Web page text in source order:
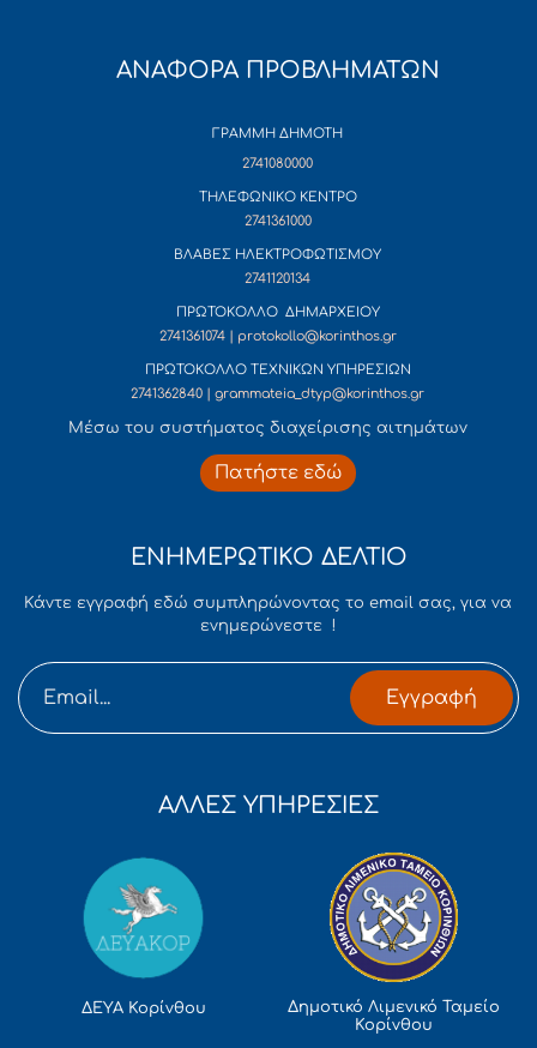
ΑΝΑΦΟΡΑ ΠΡΟΒΛΗΜΑΤΩΝ
ΓΡΑΜΜΗ ΔΗΜΟΤΗ
2741080000
ΤΗΛΕΦΩΝΙΚΟ ΚΕΝΤΡΟ
2741361000
ΒΛΑΒΕΣ ΗΛΕΚΤΡΟΦΩΤΙΣΜΟΥ
2741120134
ΠΡΩΤΟΚΟΛΛΟ ΔΗΜΑΡΧΕΙΟΥ
2741361074 | protokollo@korinthos.gr
ΠΡΩΤΟΚΟΛΛΟ ΤΕΧΝΙΚΩΝ ΥΠΗΡΕΣΙΩΝ
2741362840 | grammateia_dtyp@korinthos.gr
Mέσω του συστήματος διαχείρισης αιτημάτων
Πατήστε εδώ
ΕΝΗΜΕΡΩΤΙΚΟ ΔΕΛΤΙΟ
Κάντε εγγραφή εδώ συμπληρώνοντας το email σας, για να
ενημερώνεστε !
Εγγραφή
ΑΛΛΕΣ ΥΠΗΡΕΣΙΕΣ
ΔΕΥΑ Κορίνθου
Δημοτικό Λιμενικό Ταμείο
Κορίνθου